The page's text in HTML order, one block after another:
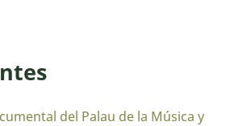
del Palau de la Música y